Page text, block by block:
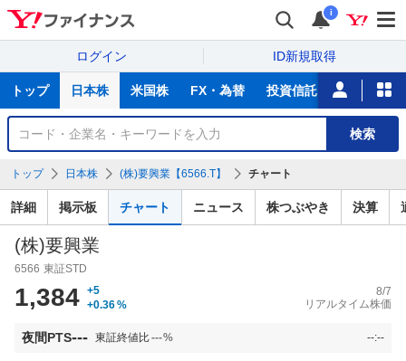
i
ログイン ID新規取得
サ
トップ 日本株 米国株 FX・為替 投資信託 ニュース
銘
検
索
検索
トップ 日本株 (株)要興業【6566.T】 チャート
詳細 掲示板 チャート ニュース 株つぶやき 決算
(株)要興業
6566 東証STD
1,384 +5
+0.36%
8/7
リアルタイム株価
夜間PTS--- 東証終値比---% --:--